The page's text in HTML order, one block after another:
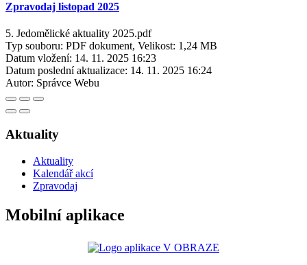
Zpravodaj listopad 2025
5. Jedomělické aktuality 2025.pdf
Typ souboru: PDF dokument, Velikost: 1,24 MB
Datum vložení: 14. 11. 2025 16:23
Datum poslední aktualizace: 14. 11. 2025 16:24
Autor: Správce Webu
Aktuality
Aktuality
Kalendář akcí
Zpravodaj
Mobilní aplikace